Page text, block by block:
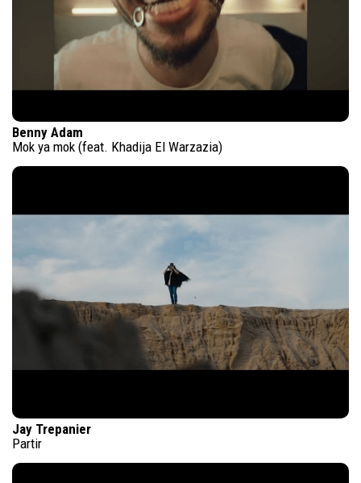
Benny Adam
Mok ya mok (feat. Khadija El Warzazia)
Jay Trepanier
Partir